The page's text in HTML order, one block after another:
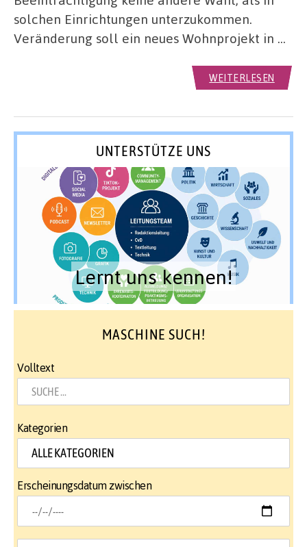
solchen Einrichtungen unterzukommen.
Veränderung soll ein neues Wohnprojekt in …
WEITERLESEN
UNTERSTÜTZE UNS
Lernt uns kennen!
MASCHINE SUCH!
Volltext
Kategorien
Erscheinungsdatum zwischen